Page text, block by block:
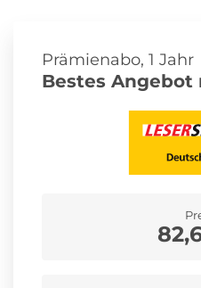
Sprachlern App Abo
Prämienabo, 1 Jahr
Bestes